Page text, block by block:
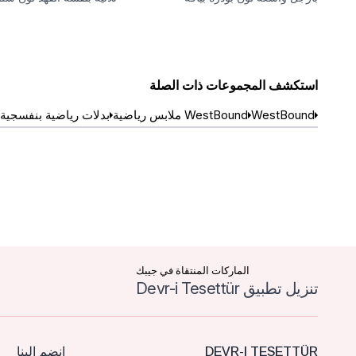
استكشف المجموعات ذات الصلة
WestBound WestBound ملابس رياضية بدلات رياضية بنفسجية
الماركات المنتقاة في جيبك
تنزيل تطبيق Devr-i Tesettür
DEVR-I TESETTÜR انضم إلينا